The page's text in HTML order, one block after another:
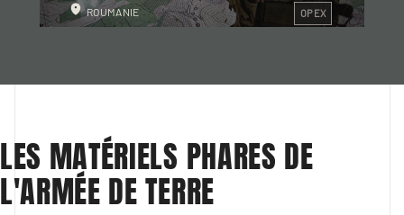
ROUMANIE OPEX
LES MATÉRIELS PHARES DE
L'ARMÉE DE TERRE